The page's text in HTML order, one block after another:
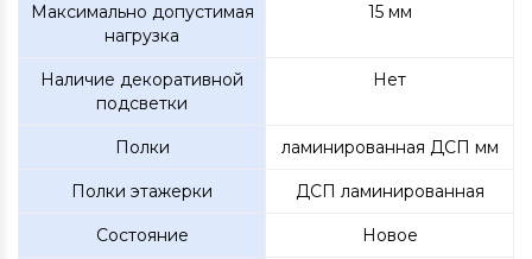
Максимально допустимая
нагрузка
15 мм
Наличие декоративной
подсветки
Нет
Полки ламинированная ДСП мм
Полки этажерки ДСП ламинированная
Состояние Новое